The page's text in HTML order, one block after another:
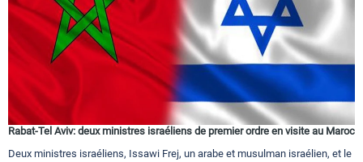
Rabat-Tel Aviv: deux ministres israéliens de premier ordre en visite au Maroc
Deux ministres israéliens, Issawi Frej, un arabe et musulman israélien, et le